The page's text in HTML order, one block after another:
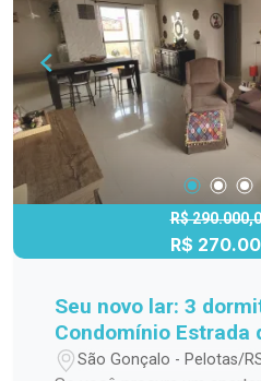
R$
R$
Seu novo lar: 3
Condomínio Estrada
São Gonçalo - Pelotas/